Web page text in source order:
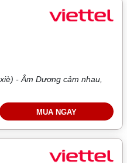
- Âm Dương cảm nhau,
MUA NGAY